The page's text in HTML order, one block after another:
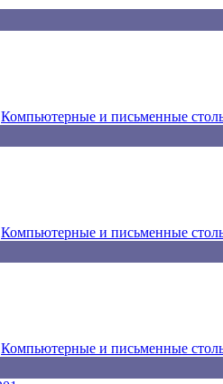
Компьютерные и письменные
Компьютерные и письменные
Компьютерные и письменные